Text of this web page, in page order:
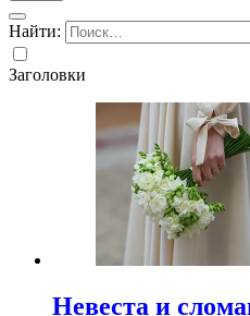
Найти:
Заголовки
Невеста и